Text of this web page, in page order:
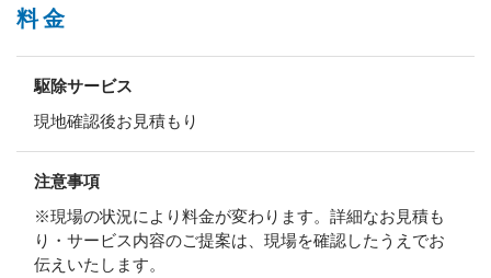
料金
駆除サービス
現地確認後お見積もり
注意事項
※現場の状況により料金が変わります。詳細なお見積も
り・サービス内容のご提案は、現場を確認したうえでお
伝えいたします。